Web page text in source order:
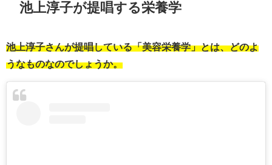
池上淳子が提唱する栄養学
池上淳子さんが提唱している「美容栄養学」とは、どのよ
うなものなのでしょうか。